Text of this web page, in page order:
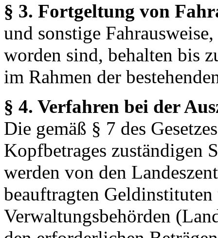
§ 3. Fortgeltung von
und sonstige
worden sind, behalten bis
im Rahmen der
§ 4. Verfahren bei der
Die gemäß § 7 des
Kopfbetrages zuständigen
werden von den
beauftragten
Verwaltungsbehörden